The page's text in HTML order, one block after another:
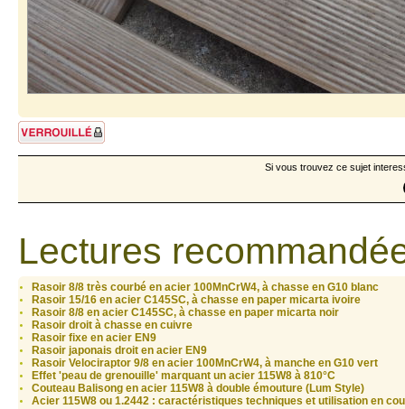
Sujet verrouillé
Si vous trouvez ce sujet
Lectures
Rasoir 8/8 très courbé en acier 100MnCrW4, à chasse en G10 blanc
Rasoir 15/16 en acier C145SC, à chasse en paper micarta ivoire
Rasoir 8/8 en acier C145SC, à chasse en paper micarta noir
Rasoir droit à chasse en cuivre
Rasoir fixe en acier EN9
Rasoir japonais droit en acier EN9
Rasoir Velociraptor 9/8 en acier 100MnCrW4, à manche en G10 vert
Effet 'peau de grenouille' marquant un acier 115W8 à 810°C
Couteau Balisong en acier 115W8 à double émouture (Lum Style)
Acier 115W8 ou 1.2442 : caractéristiques techniques et utilisation en